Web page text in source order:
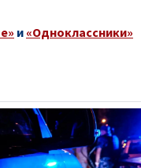
и «Одноклассники»